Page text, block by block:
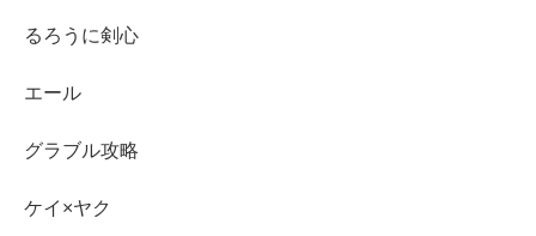
るろうに剣心
エール
グラブル攻略
ケイ×ヤク